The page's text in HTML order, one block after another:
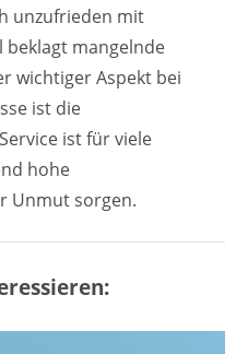
unzufrieden mit
mangelnde
wichtiger Aspekt bei
ist die
ist für viele
hohe
Unmut sorgen.